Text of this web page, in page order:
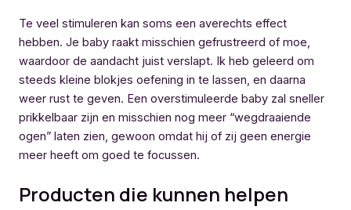
Te veel stimuleren kan soms een averechts effect
hebben. Je baby raakt misschien gefrustreerd of moe,
waardoor de aandacht juist verslapt. Ik heb geleerd om
steeds kleine blokjes oefening in te lassen, en daarna
weer rust te geven. Een overstimuleerde baby zal sneller
prikkelbaar zijn en misschien nog meer “wegdraaiende
ogen” laten zien, gewoon omdat hij of zij geen energie
meer heeft om goed te focussen.
Producten die kunnen helpen